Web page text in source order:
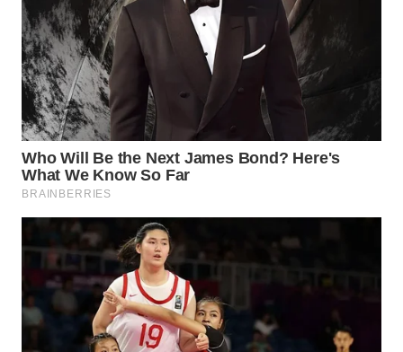
WN
LABUANBAJO
WN
BORNEO
Wahana
Media
WAHANA
NEWS
WAHANA